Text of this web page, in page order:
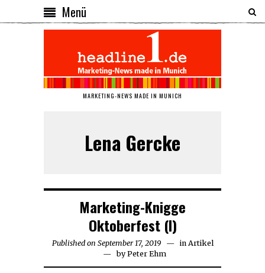
Menü
MARKETING-NEWS MADE IN MUNICH
Lena Gercke
Marketing-Knigge
Oktoberfest (I)
Published on September 17, 2019September
18,
2019
in Artikel
byPeter Ehm